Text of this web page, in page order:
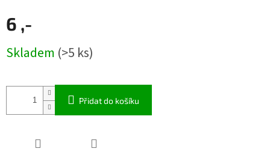
6 ,-
cena:
Skladem (>5 ks)
Přidat do košíku